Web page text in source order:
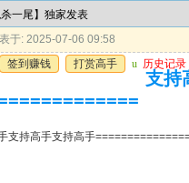
一尾】独家发表
于: 2025-07-06 09:58
签到赚钱
打赏高手 u 历史记录
支持
支持高手支持高手